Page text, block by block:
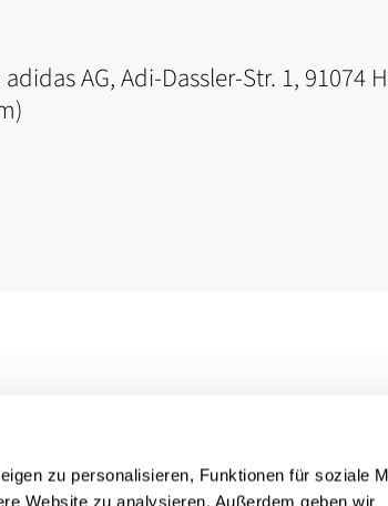
zu personalisieren, Funktionen für soziale
Website zu analysieren. Außerdem geben wir
adidas AG, Adi-Dassler-Str. 1, 91074